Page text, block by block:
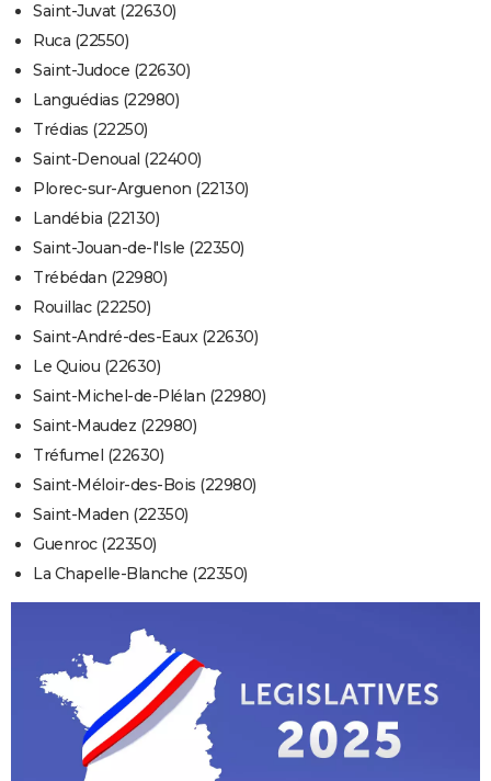
Saint-Juvat (22630)
Ruca (22550)
Saint-Judoce (22630)
Languédias (22980)
Trédias (22250)
Saint-Denoual (22400)
Plorec-sur-Arguenon (22130)
Landébia (22130)
Saint-Jouan-de-l'Isle (22350)
Trébédan (22980)
Rouillac (22250)
Saint-André-des-Eaux (22630)
Le Quiou (22630)
Saint-Michel-de-Plélan (22980)
Saint-Maudez (22980)
Tréfumel (22630)
Saint-Méloir-des-Bois (22980)
Saint-Maden (22350)
Guenroc (22350)
La Chapelle-Blanche (22350)